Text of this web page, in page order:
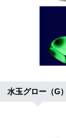
水玉グロー（G）